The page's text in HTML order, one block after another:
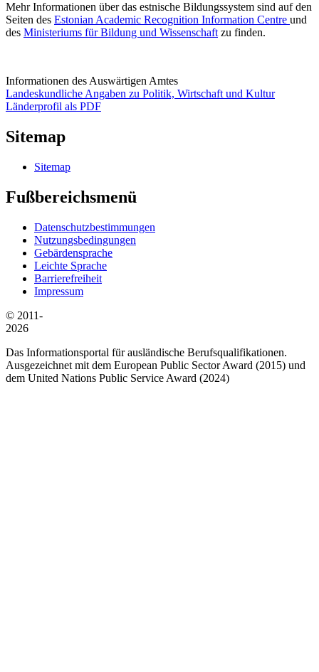
Mehr Informationen über das estnische Bildungssystem sind auf den
Seiten des Estonian Academic Recognition Information Centre und
des Ministeriums für Bildung und Wissenschaft zu finden.
Informationen des Auswärtigen Amtes
Landeskundliche Angaben zu Politik, Wirtschaft und Kultur
Länderprofil als PDF
Sitemap
Sitemap
Fußbereichsmenü
Datenschutzbestimmungen
Nutzungsbedingungen
Gebärdensprache
Leichte Sprache
Barrierefreiheit
Impressum
© 2011-
2026
Das Informationsportal für ausländische Berufsqualifikationen.
Ausgezeichnet mit dem European Public Sector Award (2015) und
dem United Nations Public Service Award (2024)